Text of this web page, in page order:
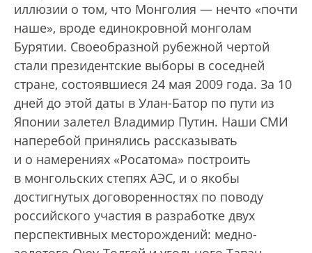
иллюзии о том, что Монголия — нечто «почти
наше», вроде единокровной монголам
Бурятии. Своеобразной рубежной чертой
стали президентские выборы в соседней
стране, состоявшиеся 24 мая 2009 года. За 10
дней до этой даты в Улан-Батор по пути из
Японии залетел Владимир Путин. Наши СМИ
наперебой принялись рассказывать
и о намерениях «Росатома» построить
в монгольских степях АЭС, и о якобы
достигнутых договоренностях по поводу
российского участия в разработке двух
перспективных месторождений: медно-